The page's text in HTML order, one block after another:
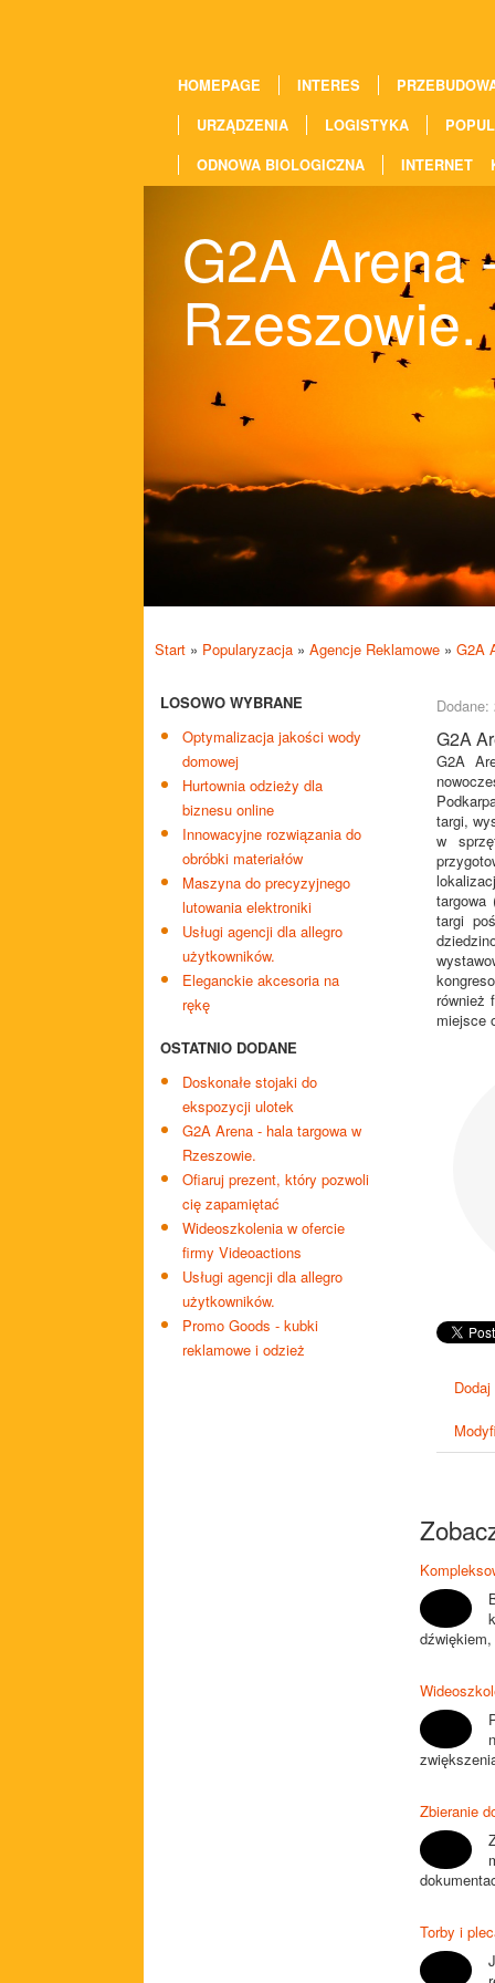
HOMEPAGE INTERES
URZĄDZENIA
LOGISTYKA
ODNOWA BIOLOGICZNA
INTERNET
G2A Arena
Rzeszowie.
Start » Popularyzacja » Agencje Reklamowe » G2A
LOSOWO WYBRANE
Optymalizacja jakości wody
domowej
Hurtownia odzieży dla
biznesu online
Innowacyjne rozwiązania do
obróbki materiałów
Maszyna do precyzyjnego
lutowania elektroniki
Usługi agencji dla allegro
użytkowników.
Eleganckie akcesoria na
rękę
OSTATNIO DODANE
Doskonałe stojaki do
ekspozycji ulotek
G2A Arena - hala targowa w
Rzeszowie.
Ofiaruj prezent, który pozwoli
cię zapamiętać
Wideoszkolenia w ofercie
firmy Videoactions
Usługi agencji dla allegro
użytkowników.
Promo Goods - kubki
reklamowe i odzież
Dodane:
G2A
G2A
targi,
w
targowa
targi
również
miejsce
Zbieranie
Torby i